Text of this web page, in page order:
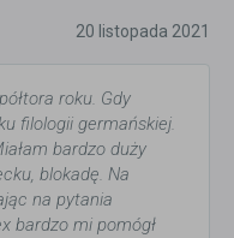
20 listopada 2021
roku. Gdy
filologii germańskiej.
bardzo duży
blokadę. Na
na pytania
bardzo mi pomógł